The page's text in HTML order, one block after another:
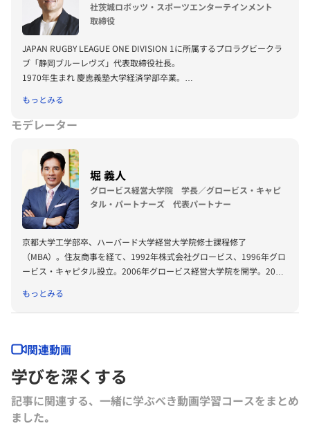
社茨城ロボッツ・スポーツエンターテインメント
取締役
JAPAN RUGBY LEAGUE ONE DIVISION 1に所属するプロラグビークラ
ブ「静岡ブルーレヴズ」代表取締役社長。
1970年生まれ 慶應義塾大学経済学部卒業。
ボールチーム「リクルートシーガルズ（現・オービックシーガルズ）」
の選手としても活躍し、1996年度・98年度日本選手権（ライスボウ
アシスタントGM兼オフェスコーチに就任し2002年度日本社会人選手権
優勝。
その後リンクアンドモチベーション勤務を経て、2007年に「栃木ブレ
ックス（現B1リーグ所属・宇都宮ブレックス）」を創業。設立から3年
目で田臥勇太選手を擁し日本一となり3期連続で黒字化を達成。日本ト
ップリーグ連携機構による優秀GM表彰「トップリーグトロフィー」を
2008年・09年と2年連続で受賞。
日本バスケットボールリーグ専務理事を経て、2014年より「つくばロ
ボッツ（現B1リーグ所属・茨城ロボッツ）」の社長に就任。経営を再
ライジングスター賞」を受賞。
ト」などをテーマに講演・著書・寄稿など多数。元アメリカンフットボ
ール日本代表選手。
もっとみる
モデレーター
堀 義人
グロービス経営大学院 学長／グロービス・キャピ
タル・パートナーズ 代表パートナー
京都大学工学部卒、ハーバード大学経営大学院修士課程修了
（MBA）。住友商事を経て、1992年株式会社グロービス、1996年グロ
ービス・キャピタル設立。2006年グロービス経営大学院を開学。2008
を立ち上げる。2016年に茨城ロボッツ、2019年に茨城放送オーナー就
任。2022年にLuckyFesを立ち上げ、現在総合プロデューサーを務め
社 社外取締役。
もっとみる
関連動画
学びを深くする
記事に関連する、一緒に学ぶべき動画学習コースをまとめ
ました｡